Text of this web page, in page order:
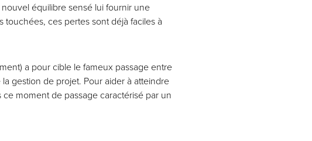
équilibre sensé lui fournir une
touchées, ces pertes sont déjà faciles à
a pour cible le fameux passage entre
gestion de projet. Pour aider à atteindre
moment de passage caractérisé par un